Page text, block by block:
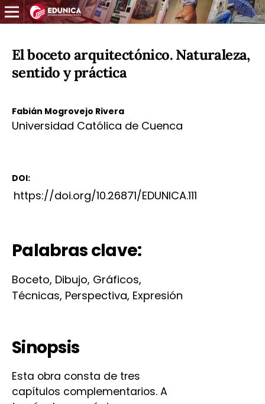
El boceto arquitectónico. Naturaleza,
sentido y práctica
Fabián Mogrovejo Rivera
Universidad Católica de Cuenca
DOI:
https://doi.org/10.26871/EDUNICA.111
Palabras clave:
Boceto, Dibujo, Gráficos,
Técnicas, Perspectiva, Expresión
Sinopsis
Esta obra consta de tres
capítulos complementarios. A